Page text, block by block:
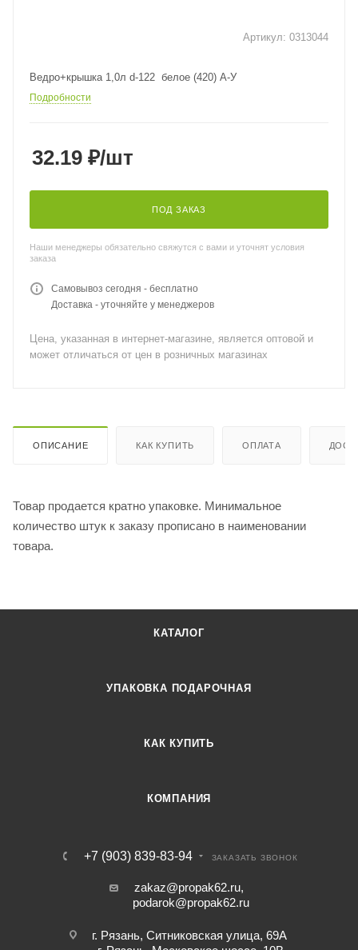
Артикул: 0313044
Ведро+крышка 1,0л d-122 белое (420) А-У
Подробности
32.19 ₽/шт
ПОД ЗАКАЗ
Наши менеджеры обязательно свяжутся с вами и уточнят условия
заказа
Самовывоз сегодня - бесплатно
Доставка - уточняйте у менеджеров
Цена, указанная в интернет-магазине, является оптовой и
может отличаться от цен в розничных магазинах
ОПИСАНИЕ КАК КУПИТЬ ОПЛАТА
Товар продается кратно упаковке. Минимальное
количество штук к заказу прописано в наименовании
товара.
КАТАЛОГ
УПАКОВКА ПОДАРОЧНАЯ
КАК КУПИТЬ
КОМПАНИЯ
+7 (903) 839-83-94 ЗАКАЗАТЬ ЗВОНОК
zakaz@propak62.ru,
podarok@propak62.ru
г. Рязань, Ситниковская улица, 69А